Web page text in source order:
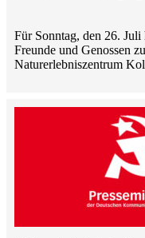
Für Sonntag, den 26.
Freunde und Genossen
Naturerlebniszentrum